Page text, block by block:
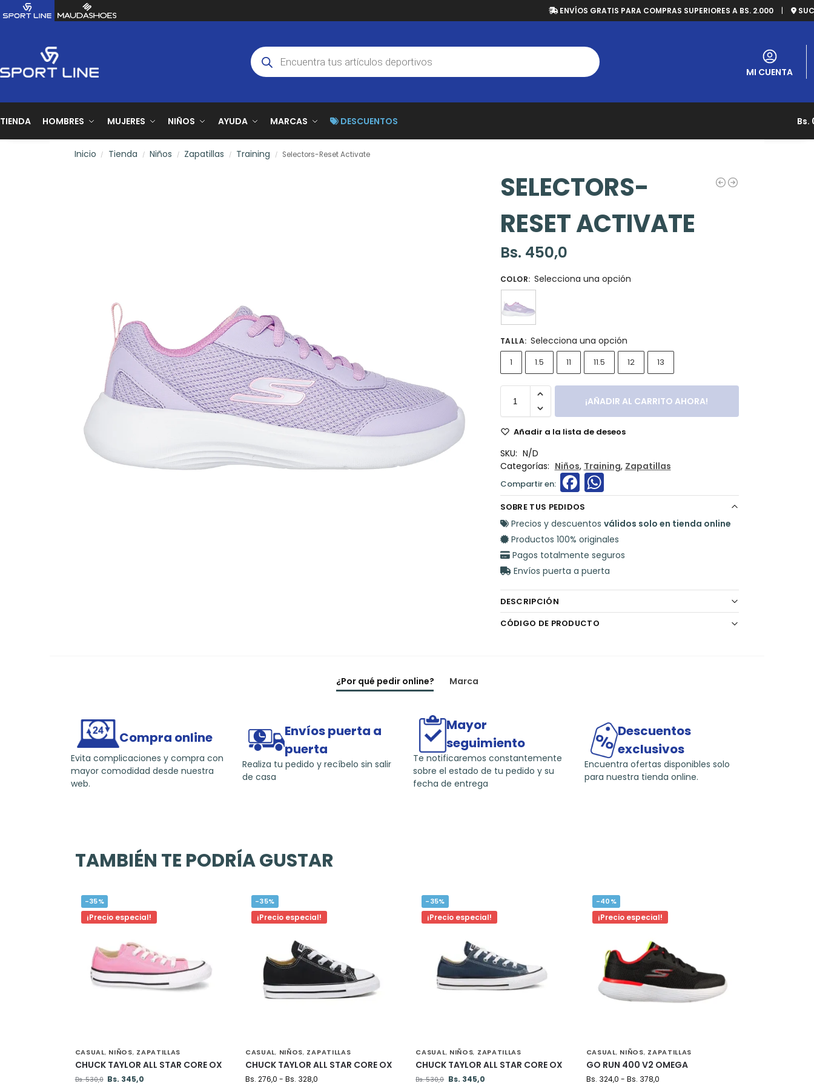
ENVÍOS GRATIS PARA COMPRAS SUPERIORES A BS. 2.000 |
MI CUENTA
TIENDA HOMBRES MUJERES NIÑOS AYUDA MARCAS DESCUENTOS Bs.
Inicio / Tienda / Niños / Zapatillas / Training / Selectors-Reset Activate
SELECTORS-
RESET ACTIVATE
Bs. 450,0
COLOR: Selecciona una opción
TALLA: Selecciona una opción
1 1.5 11 11.5 12 13
¡AÑADIR AL CARRITO AHORA!
Añadir a la lista de deseos
SKU: N/D
Categorías: Niños, Training, Zapatillas
F
a
c
e
b
o
o
k
W
h
a
ts
A
p
p
SOBRE TUS PEDIDOS
Precios y descuentos válidos solo en tienda online
Productos 100% originales
Pagos totalmente seguros
Envíos puerta a puerta
DESCRIPCIÓN
CÓDIGO DE PRODUCTO
¿Por qué pedir online? Marca
Compra online
Evita complicaciones y compra con
mayor comodidad desde nuestra
web.
Envíos puerta a
puerta
Realiza tu pedido y recíbelo sin salir
de casa
Mayor
seguimiento
Te notificaremos constantemente
sobre el estado de tu pedido y su
fecha de entrega
Descuentos
exclusivos
Encuentra ofertas disponibles solo
para nuestra tienda online.
TAMBIÉN TE PODRÍA GUSTAR
-35%
¡Precio especial!
CASUAL, NIÑOS, ZAPATILLAS
CHUCK TAYLOR ALL STAR CORE OX
Bs.530,0 Bs. 345,0
-35%
¡Precio especial!
CASUAL, NIÑOS, ZAPATILLAS
CHUCK TAYLOR ALL STAR CORE OX
Bs. 276,0 - Bs. 328,0
-35%
¡Precio especial!
CASUAL, NIÑOS, ZAPATILLAS
CHUCK TAYLOR ALL STAR CORE OX
Bs.530,0 Bs. 345,0
-40%
¡Precio especial!
CASUAL, NIÑOS, ZAPATILLAS
GO RUN 400 V2 OMEGA
Bs. 324,0 - Bs. 378,0